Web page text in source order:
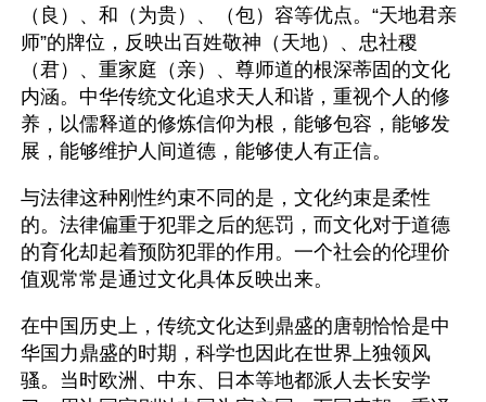
（良）、和（为贵）、（包）容等优点。“天地君亲
师”的牌位，反映出百姓敬神（天地）、忠社稷
（君）、重家庭（亲）、尊师道的根深蒂固的文化
内涵。中华传统文化追求天人和谐，重视个人的修
养，以儒释道的修炼信仰为根，能够包容，能够发
展，能够维护人间道德，能够使人有正信。
与法律这种刚性约束不同的是，文化约束是柔性
的。法律偏重于犯罪之后的惩罚，而文化对于道德
的育化却起着预防犯罪的作用。一个社会的伦理价
值观常常是通过文化具体反映出来。
在中国历史上，传统文化达到鼎盛的唐朝恰恰是中
华国力鼎盛的时期，科学也因此在世界上独领风
骚。当时欧洲、中东、日本等地都派人去长安学